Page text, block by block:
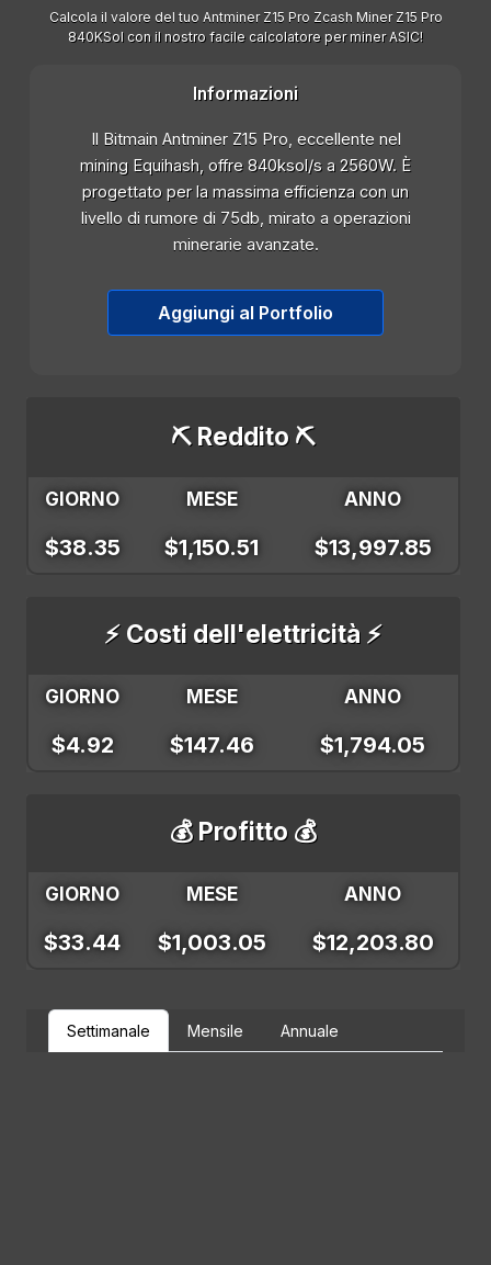
Calcola il valore del tuo Antminer Z15 Pro Zcash Miner Z15 Pro
840KSol con il nostro facile calcolatore per miner ASIC!
Informazioni
Il Bitmain Antminer Z15 Pro, eccellente nel
mining Equihash, offre 840ksol/s a 2560W. È
progettato per la massima efficienza con un
livello di rumore di 75db, mirato a operazioni
minerarie avanzate.
Aggiungi al Portfolio
⛏️ Reddito ⛏️
GIORNO MESE ANNO
$38.35 $1,150.51 $13,997.85
⚡ Costi dell'elettricità ⚡
GIORNO MESE ANNO
$4.92 $147.46 $1,794.05
💰 Profitto 💰
GIORNO MESE ANNO
$33.44 $1,003.05 $12,203.80
Settimanale Mensile Annuale